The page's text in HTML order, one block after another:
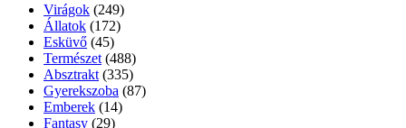
Virágok (249)
Állatok (172)
Esküvő (45)
Természet (488)
Absztrakt (335)
Gyerekszoba (87)
Emberek (14)
Fantasy (29)